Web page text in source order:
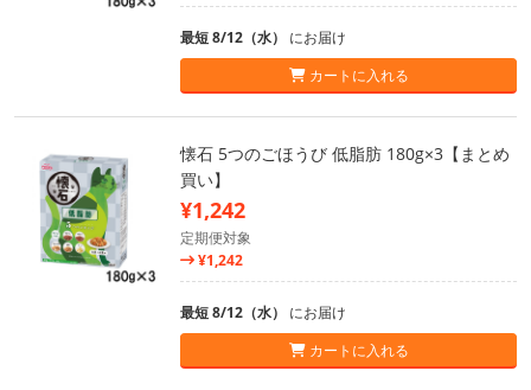
最短 8/12（水） にお届け
カートに入れる
懐石 5つのごほうび 低脂肪 180g×3【まとめ
買い】
¥1,242
定期便対象
¥1,242
最短 8/12（水） にお届け
カートに入れる